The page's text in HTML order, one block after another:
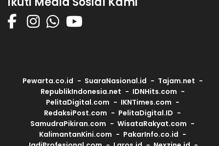
Pewarta.co.id SuaraNasional.id
Tajam.net
RepublikIndonesia.net
IDNHits.com
PelitaDigital.com
IKNTimes.com
RedaksiPost.com
PelitaDigital.ID
SamudraPikiran.com
WisataRakyat.com
KalimantanKini.com
PakarInfo.co.id